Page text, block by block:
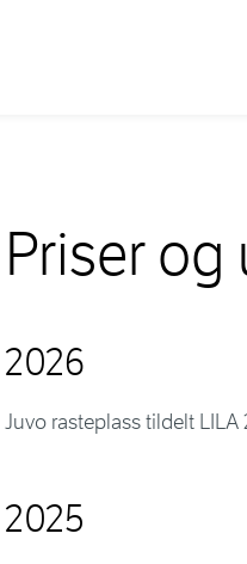
Priser
2026
Juvo rasteplass tildelt LILA
2025